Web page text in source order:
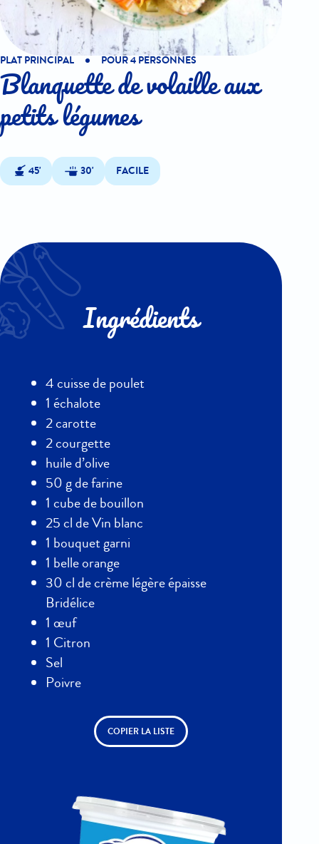
PLAT PRINCIPAL POUR 4 PERSONNES
Blanquette de volaille aux
petits légumes
45' 30' FACILE
Ingrédients
4 cuisse de poulet
1 échalote
2 carotte
2 courgette
huile d’olive
50 g de farine
1 cube de bouillon
25 cl de Vin blanc
1 bouquet garni
1 belle orange
30 cl de crème légère épaisse
Bridélice
1 œuf
1 Citron
Sel
Poivre
COPIER LA LISTE